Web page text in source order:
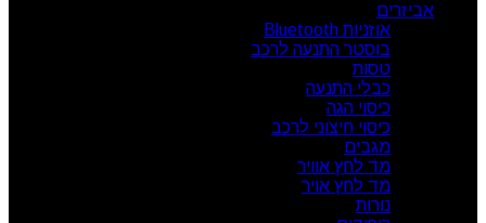
אביזרים
אוזניות Bluetooth
בוסטר התנעה לרכב
טסות
כבלי התנעה
כיסוי הגה
כיסוי חיצוני לרכב
מגבים
מד לחץ אוויר
מד לחץ אויר
נורות